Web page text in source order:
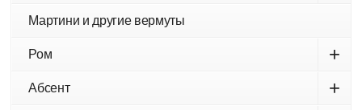
Мартини и другие вермуты
Ром +
Абсент +